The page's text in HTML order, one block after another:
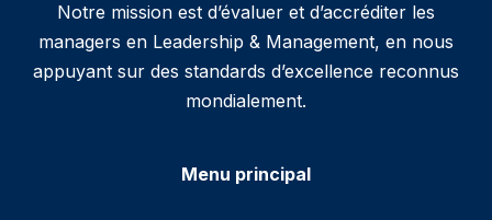
Notre mission est d’évaluer et d’accréditer les
managers en Leadership & Management, en nous
appuyant sur des standards d’excellence reconnus
mondialement.
Menu principal